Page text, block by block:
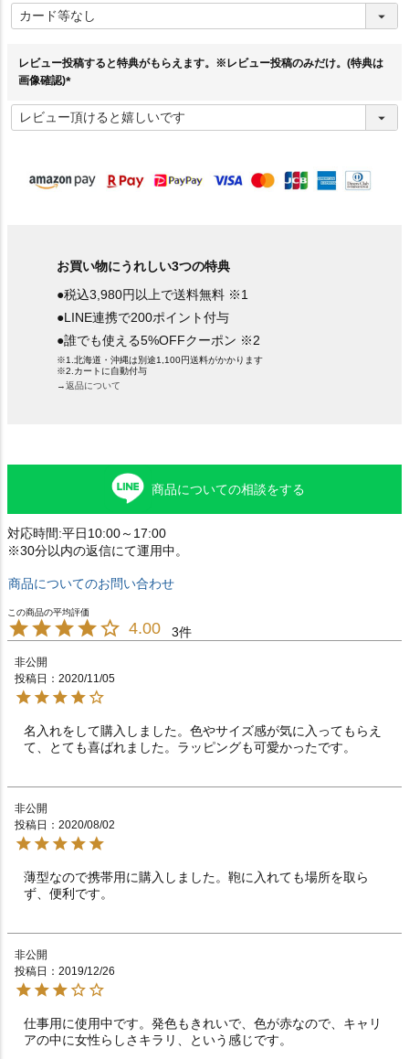
必
須
レビュー投稿すると特典がもらえます。※レビュー投稿のみだけ。(特典は
画像確認)
必
須
お買い物にうれしい3つの特典
●税込3,980円以上で送料無料 ※1
●LINE連携で200ポイント付与
●誰でも使える5%OFFクーポン ※2
※1.北海道・沖縄は別途1,100円送料がかかります
※2.カートに自動付与
→返品について
商品についての相談をする
対応時間:平日10:00～17:00
※30分以内の返信にて運用中。
商品についてのお問い合わせ
4.00 3
非公開
投稿日
2020/11/05
名入れをして購入しました。色やサイズ感が気に入ってもらえ
て、とても喜ばれました。ラッピングも可愛かったです。
非公開
投稿日
2020/08/02
薄型なので携帯用に購入しました。鞄に入れても場所を取ら
ず、便利です。
非公開
投稿日
2019/12/26
仕事用に使用中です。発色もきれいで、色が赤なので、キャリ
アの中に女性らしさキラリ、という感じです。